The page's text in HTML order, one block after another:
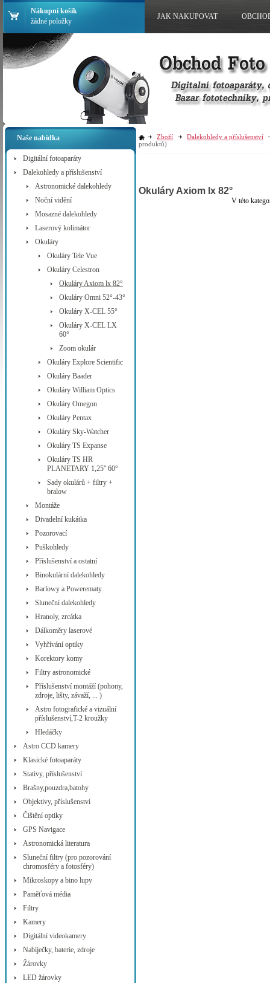
Naše nabídka
Digitální fotoaparáty
Dalekohledy a příslušenství
Astronomické dalekohledy
Noční vidění
Mosazné dalekohledy
Laserový kolimátor
Okuláry
Okuláry Tele Vue
Okuláry Celestron
Okuláry Axiom lx 82°
Okuláry Omni 52°-43°
Okuláry X-CEL 55°
Okuláry X-CEL LX
60°
Zoom okulár
Okuláry Explore Scientific
Okuláry Baader
Okuláry William Optics
Okuláry Omegon
Okuláry Pentax
Okuláry Sky-Watcher
Okuláry TS Expanse
Okuláry TS HR
PLANETARY 1,25'' 60°
Sady okulárů + filtry +
bralow
Montáže
Divadelní kukátka
Pozorovací
Puškohledy
Příslušenství a ostatní
Binokulární dalekohledy
Barlowy a Powerematy
Sluneční dalekohledy
Hranoly, zrcátka
Dálkoměry laserové
Vyhřívání optiky
Korektory komy
Filtry astronomické
Příslušenství montáží (pohony,
zdroje, lišty, závaží, ... )
Astro fotografické a vizuální
příslušenství,T-2 kroužky
Hledáčky
Astro CCD kamery
Klasické fotoaparáty
Stativy, příslušenství
Brašny,pouzdra,batohy
Objektivy, příslušenství
Čištění optiky
GPS Navigace
Astronomická literatura
Sluneční filtry (pro pozorování
chromosféry a fotosféry)
Mikroskopy a bino lupy
Paměťová média
Filtry
Kamery
Digitální videokamery
Nabíječky, baterie, zdroje
Žárovky
LED žárovky
Zboží
Dalekohledy a příslušenství
produktů)
Okuláry Axiom lx 82°
V této
Nákupní košík
žádné položky
JAK NAKUPOVAT